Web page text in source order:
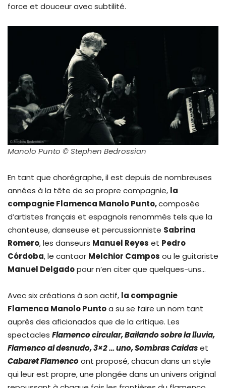
force et douceur avec subtilité.
Manolo Punto © Stephen Bedrossian
En tant que chorégraphe, il est depuis de nombreuses
années à la tête de sa propre compagnie, la
compagnie Flamenca Manolo Punto,composée
d’artistes français et espagnols renommés tels que la
chanteuse, danseuse et percussionniste Sabrina
Romero, les danseurs Manuel Reyes et Pedro
Córdoba, le cantaor Melchior Campos ou le guitariste
Manuel Delgadopour n’en citer que quelques-uns…
Avec six créations à son actif, la compagnie
Flamenca Manolo Puntoa su se faire un nom tant
auprès des aficionados que de la critique. Les
spectacles Flamenco circular, Bailando sobre la lluvia,
Flamenco al desnudo, 3×2 … uno, Sombras Caidaset
Cabaret Flamencoont proposé, chacun dans un style
qui leur est propre, une plongée dans un univers original